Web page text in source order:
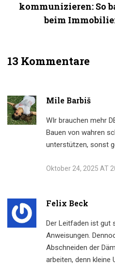
kommunizieren: So
beim
13 Kommentare
Mile Barbiš
WIr brauchen mehr
Bauen von wahren
unterstützen, sonst
Oktober 24, 2025 AT
Felix Beck
Der Leitfaden ist gut
Anweisungen.
Abschneiden der
arbeiten, denn kleine